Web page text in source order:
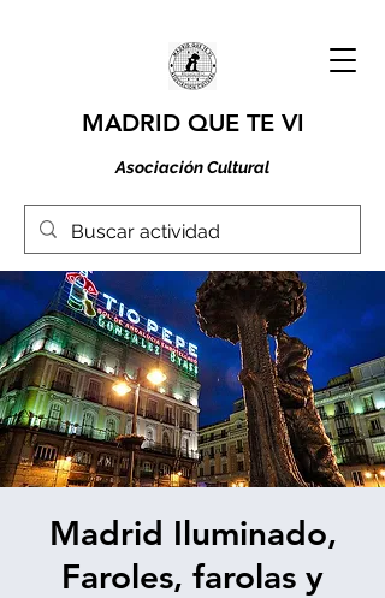
MADRID QUE TE VI
Asociación Cultural
Madrid Iluminado,
Faroles, farolas y